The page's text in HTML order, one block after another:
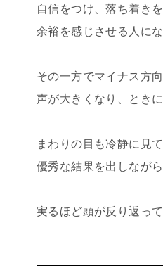
自信をつけ、落ち着き
余裕を感じさせる人に
その一方でマイナス方
声が大きくなり、とき
まわりの目も冷静に見
優秀な結果を出しなが
実るほど頭が反り返っ